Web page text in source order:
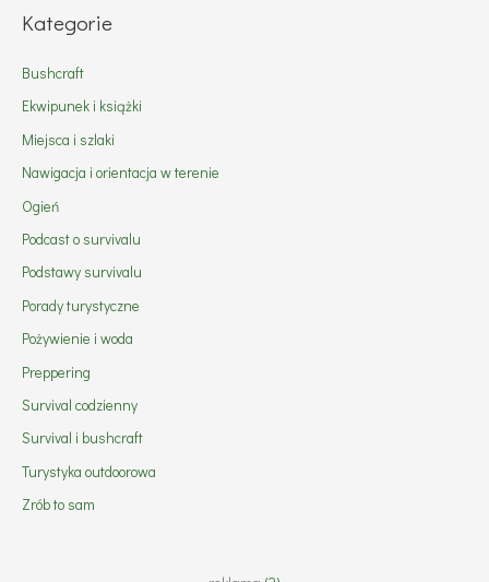
Kategorie
Bushcraft
Ekwipunek i książki
Miejsca i szlaki
Nawigacja i orientacja w terenie
Ogień
Podcast o survivalu
Podstawy survivalu
Porady turystyczne
Pożywienie i woda
Preppering
Survival codzienny
Survival i bushcraft
Turystyka outdoorowa
Zrób to sam